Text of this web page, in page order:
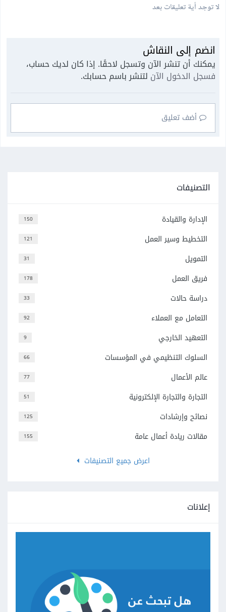
لا توجد أية تعليقات بعد
انضم إلى النقاش
يمكنك أن تنشر الآن وتسجل لاحقًا. إذا كان لديك حساب،
فسجل الدخول الآن لتنشر باسم حسابك.
أضف تعليق
التصنيفات
150 الإدارة والقيادة
121 التخطيط وسير العمل
31 التمويل
178 فريق العمل
33 دراسة حالات
92 التعامل مع العملاء
9 التعهيد الخارجي
66 السلوك التنظيمي في المؤسسات
77 عالم الأعمال
51 التجارة والتجارة الإلكترونية
125 نصائح وإرشادات
155
مقالات ريادة أعمال عامة
اعرض جميع التصنيفات
إعلانات